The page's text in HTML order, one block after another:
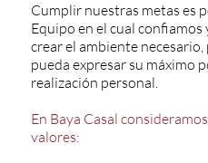
Cumplir nuestras metas es
Equipo en el cual
crear el ambiente
pueda expresar su máximo
realización personal.
En Baya Casal
valores: